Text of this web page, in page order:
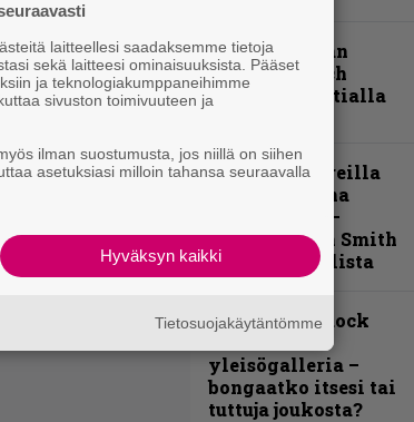
Paluu vanhaan
liittoon – Arch
Enemy Tavastialla
”Näillä festareilla
kaikki on aina
kohdallaan” –
raportti John Smith
Rock Festivalista
John Smith Rock
yleisögalleria –
bongaatko itsesi tai
tuttuja joukosta?
laitteellesi saadaksemme tietoja
sekä laitteesi ominaisuuksista. Pääset
ja teknologiakumppaneihimme
sivuston toimivuuteen ja
ilman suostumusta, jos niillä on siihen
asetuksiasi milloin tahansa seuraavalla
Hyväksyn kaikki
Tietosuojakäytäntömme